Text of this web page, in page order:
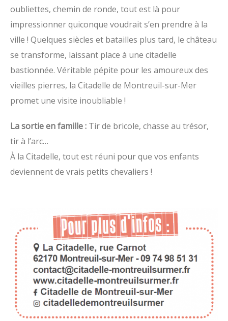
oubliettes, chemin de ronde, tout est là pour
impressionner quiconque voudrait s’en prendre à la
ville ! Quelques siècles et batailles plus tard, le château
se transforme, laissant place à une citadelle
bastionnée. Véritable pépite pour les amoureux des
vieilles pierres, la Citadelle de Montreuil-sur-Mer
promet une visite inoubliable !
La sortie en famille : Tir de bricole, chasse au trésor,
tir à l’arc…
À la Citadelle, tout est réuni pour que vos enfants
deviennent de vrais petits chevaliers !